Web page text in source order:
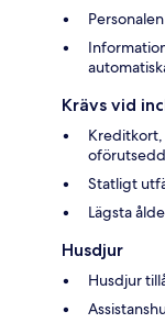
Krävs vid
Statligt
Lägsta
Husdjur
Husdjur